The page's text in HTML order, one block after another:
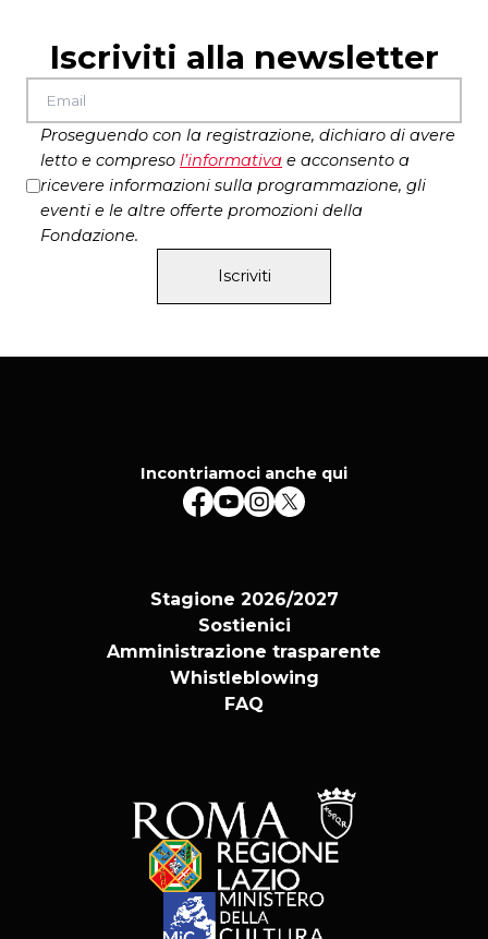
BassoStefano Pagni
BatteriaManuel Bastioni
Presenta
Special guestFlavio Ferreri Sax alto
Special guest Voce– Francesca Fusco
Iscriviti alla newsletter
Proseguendo con la registrazione, dichiaro di avere
letto e compreso l’informativa e acconsento a
ricevere informazioni sulla programmazione, gli
eventi e le altre offerte promozioni della
Fondazione.
Iscriviti
Incontriamoci anche qui
Stagione 2026/2027
Sostienici
Amministrazione trasparente
Whistleblowing
FAQ